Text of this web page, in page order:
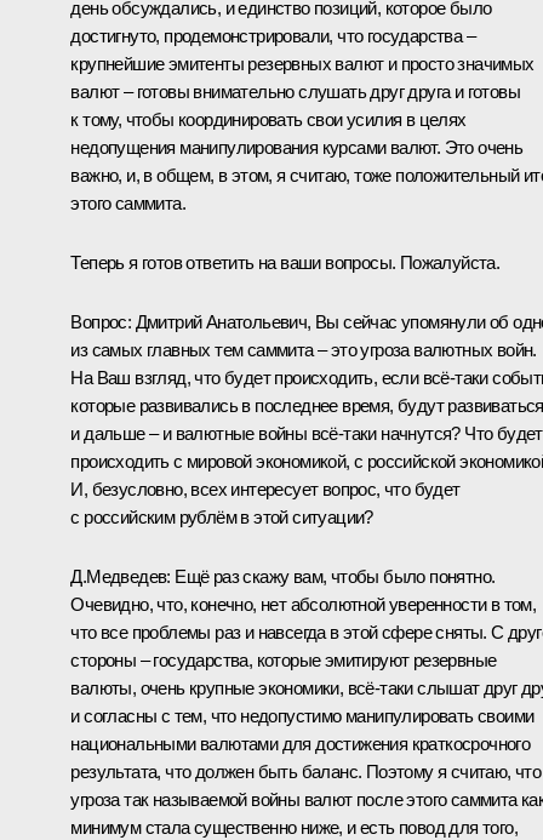
день обсуждались, и единство позиций, которое было
достигнуто, продемонстрировали, что государства –
крупнейшие эмитенты резервных валют и просто значимых
валют – готовы внимательно слушать друг друга и готовы
к тому, чтобы координировать свои усилия в целях
недопущения манипулирования курсами валют. Это очень
важно, и, в общем, в этом, я считаю, тоже положительный
этого саммита.
Теперь я готов ответить на ваши вопросы. Пожалуйста.
Вопрос: Дмитрий Анатольевич, Вы сейчас упомянули об
из самых главных тем саммита – это угроза валютных войн.
На Ваш взгляд, что будет происходить, если всё‑таки
которые развивались в последнее время, будут развиваться
и дальше – и валютные войны всё‑таки начнутся? Что будет
происходить с мировой экономикой, с российской
И, безусловно, всех интересует вопрос, что будет
с российским рублём в этой ситуации?
Д.Медведев: Ещё раз скажу вам, чтобы было понятно.
Очевидно, что, конечно, нет абсолютной уверенности в том,
что все проблемы раз и навсегда в этой сфере сняты. С
стороны – государства, которые эмитируют резервные
валюты, очень крупные экономики, всё‑таки слышат друг
и согласны с тем, что недопустимо манипулировать своими
национальными валютами для достижения краткосрочного
результата, что должен быть баланс. Поэтому я считаю, что
угроза так называемой войны валют после этого саммита
минимум стала существенно ниже, и есть повод для того,